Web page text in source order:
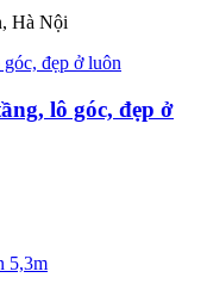
Hà Nội
lô góc, đẹp ở